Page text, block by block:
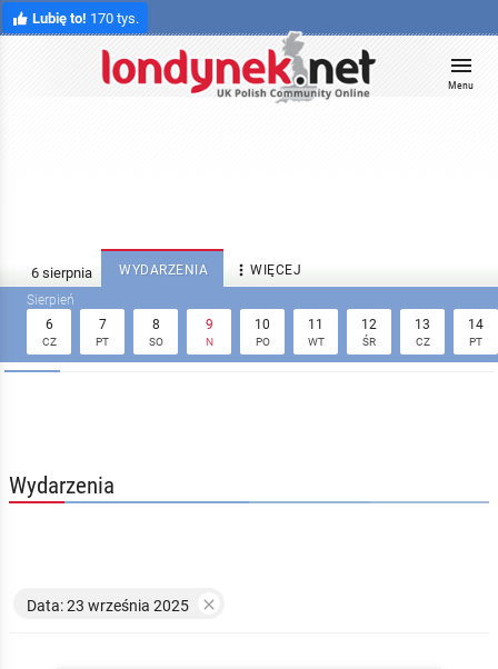
Lubię to! 170 tys.
Menu
WYDARZENIA  WIĘCEJ
6
CZ
7
PT
8
SO
9
N
10
PO
11
WT
12
ŚR
13
CZ
14
PT
Wydarzenia
Data: 23 września 2025 